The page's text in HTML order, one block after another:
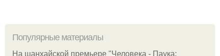
Популярные материалы
На шанхайской премьере "Человека - Паука: